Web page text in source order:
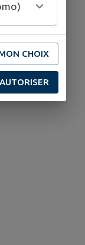
CHOIX
AUTORISER